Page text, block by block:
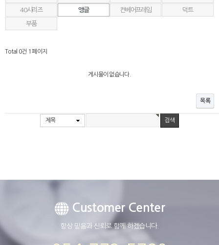
40시리즈 앵글 컨베어프레임 덕트
부품
Total 0건 1 페이지
게시물이 없습니다.
목록
제목
Customer Center
항상 믿음과 신뢰로 함께 하겠습니다.